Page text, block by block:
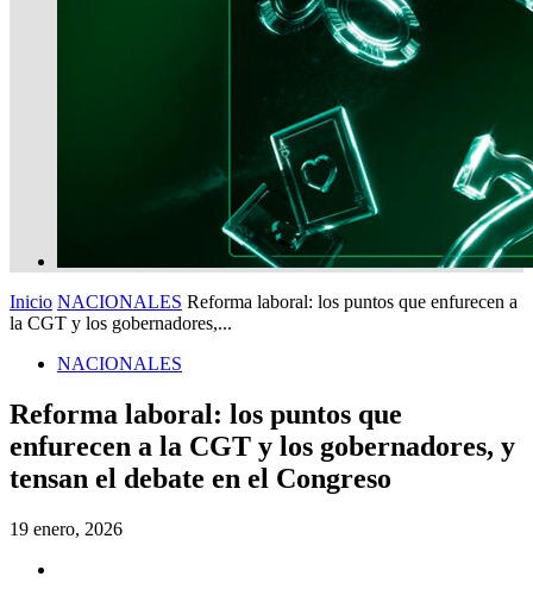
Inicio NACIONALES Reforma laboral: los puntos que enfurecen a
la CGT y los gobernadores,...
NACIONALES
Reforma laboral: los puntos que
enfurecen a la CGT y los gobernadores, y
tensan el debate en el Congreso
19 enero, 2026